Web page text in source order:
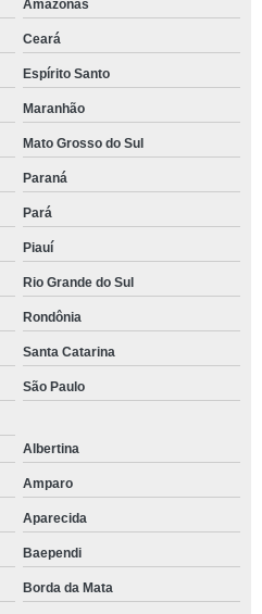
Amazonas
Ceará
Espírito Santo
Maranhão
Mato Grosso do Sul
Paraná
Pará
Piauí
Rio Grande do Sul
Rondônia
Santa Catarina
São Paulo
Albertina
Amparo
Aparecida
Baependi
Borda da Mata